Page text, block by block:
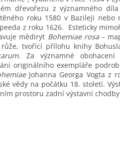
dřevořezu z významného díla
roku 1580 v Bazileji nebo
z roku 1626. Esteticky
mědiryt Bohemiae rosa–
tvořící přílohu knihy
Za významné
originálního exempláře
Johanna Georga Vogta z
vědy na počátku 18. století.
prostoru zadní výstavní